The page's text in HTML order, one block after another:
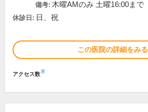
備考: 木曜AMのみ 土曜16:00まで
休診日: 日、祝
この医院の詳細をみる
アクセス数※